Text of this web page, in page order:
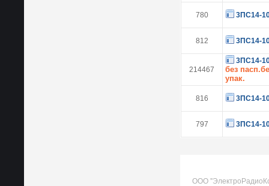
780 3ПС14-
812 3ПС14-
214467
3ПС14-
без
упак.
816 3ПС14-
797 3ПС14-
ООО